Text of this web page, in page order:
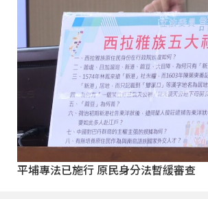
平埔專法已施行 原民身分法暫緩審查